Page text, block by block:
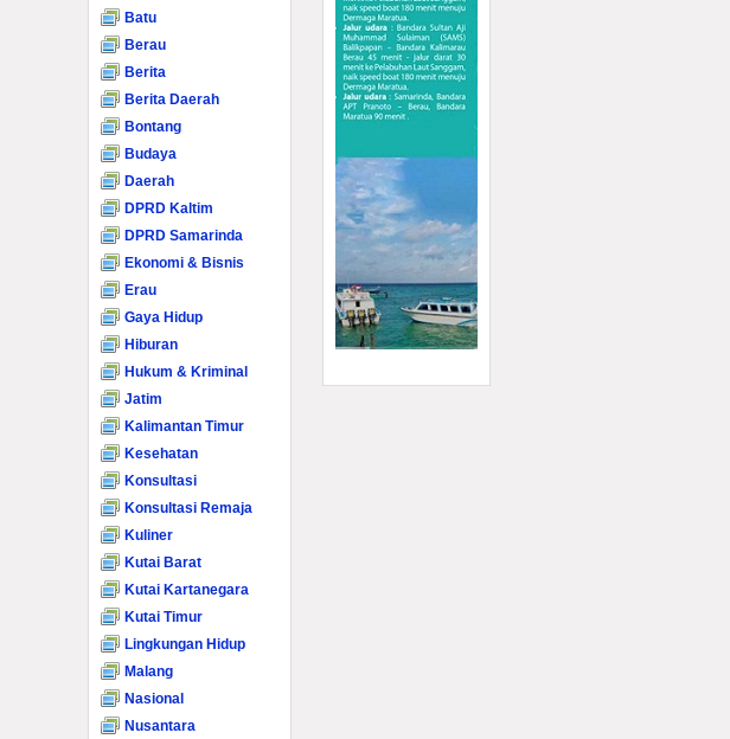
Batu
Berau
Berita
Berita Daerah
Bontang
Budaya
Daerah
DPRD Kaltim
DPRD Samarinda
Ekonomi & Bisnis
Erau
Gaya Hidup
Hiburan
Hukum & Kriminal
Jatim
Kalimantan Timur
Kesehatan
Konsultasi
Konsultasi Remaja
Kuliner
Kutai Barat
Kutai Kartanegara
Kutai Timur
Lingkungan Hidup
Malang
Nasional
Nusantara